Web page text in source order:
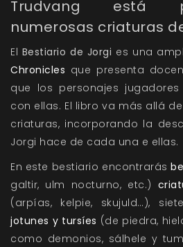
Trudvang está
numerosas criaturas
El Bestiario de Jorgi es una
Chronicles que presenta
que los personajes
con ellas. El libro va más allá
criaturas, incorporando la
Jorgi hace de cada una e ellas.
En este bestiario encontrarás
galtir, ulm nocturno, etc.) c
(arpías, kelpie, skujuld…),
jotunes y tursíes (de piedra,
como demonios, sálhele y